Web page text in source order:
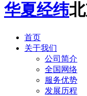
华夏经纬
首页
关于我们
公司简介
全国网络
服务优势
发展历程